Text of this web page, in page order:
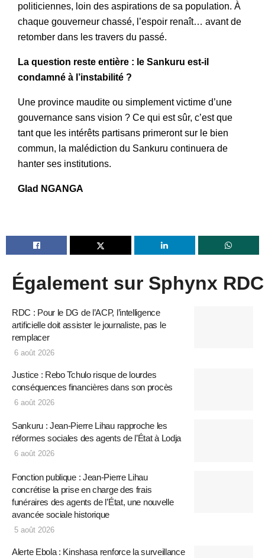
politiciennes, loin des aspirations de sa population. À
chaque gouverneur chassé, l’espoir renaît… avant de
retomber dans les travers du passé.
La question reste entière : le Sankuru est-il
condamné à l’instabilité ?
Une province maudite ou simplement victime d’une
gouvernance sans vision ? Ce qui est sûr, c’est que
tant que les intérêts partisans primeront sur le bien
commun, la malédiction du Sankuru continuera de
hanter ses institutions.
Glad NGANGA
Également sur Sphynx RDC
RDC : Pour le DG de l’ACP, l’intelligence
artificielle doit assister le journaliste, pas le
remplacer
6 août 2026
Justice : Rebo Tchulo risque de lourdes
conséquences financières dans son procès
6 août 2026
Sankuru : Jean-Pierre Lihau rapproche les
réformes sociales des agents de l’État à Lodja
6 août 2026
Fonction publique : Jean-Pierre Lihau
concrétise la prise en charge des frais
funéraires des agents de l’État, une nouvelle
avancée sociale historique
5 août 2026
Alerte Ebola : Kinshasa renforce la surveillance